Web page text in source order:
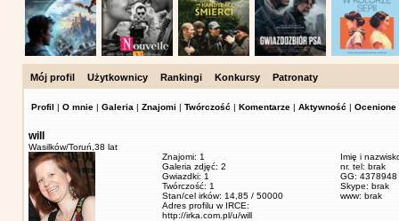
Mój profil Użytkownicy Rankingi Konkursy Patronaty
Profil | O mnie | Galeria | Znajomi | Twórczość | Komentarze | Aktywność | Ocenione
will
Wasilków/Toruń, 38 lat
Znajomi: 1
Galeria zdjęć: 2
Gwiazdki: 1
Twórczość: 1
Stan/cel irków: 14,85 / 50000
Adres profilu w IRCE:
http://irka.com.pl/u/will
Imię i
nr. tel: brak
GG: 4378948
Skype: brak
www: brak